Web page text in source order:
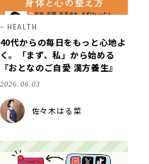
HEALTH
40代からの毎日をもっと心地よ
く。「まず、私」から始める
『おとなのご自愛 漢方養生』
2026.06.03
佐々木はる菜